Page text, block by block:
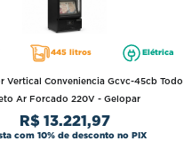
445 litros Elétrica
Vertical Conveniencia Gcvc-45cb Todo
Ar Forcado 220V - Gelopar
R$ 13.221 ,97
com 10% de desconto no PIX